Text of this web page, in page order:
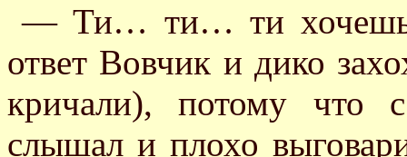
— Ти… ти… ти хочешь
ответ Вовчик и дико
кричали), потому что
слышал и плохо